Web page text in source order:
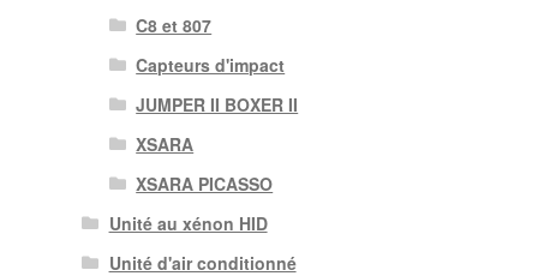
C8 et 807
Capteurs d'impact
JUMPER II BOXER II
XSARA
XSARA PICASSO
Unité au xénon HID
Unité d'air conditionné